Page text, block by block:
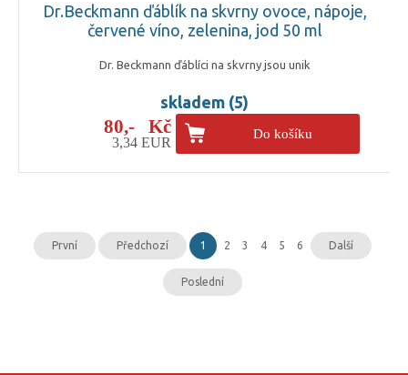
Dr.Beckmann ďáblík na skvrny ovoce, nápoje,
červené víno, zelenina, jod 50 ml
Dr. Beckmann ďáblíci na skvrny jsou unik
skladem (5)
80,- Kč
3,34 EUR
Do košíku
První Předchozí 1 2 3 4 5 6 Další
Poslední